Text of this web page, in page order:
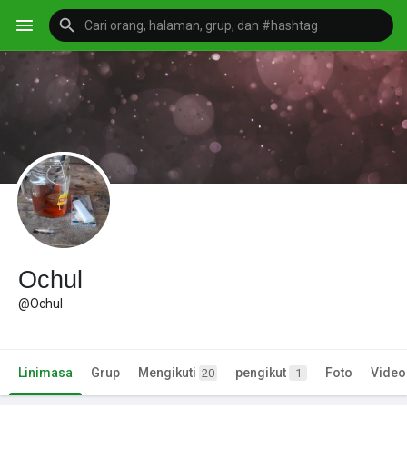
Ochul
@Ochul
Linimasa Grup Mengikuti 20 pengikut 1 Foto Video